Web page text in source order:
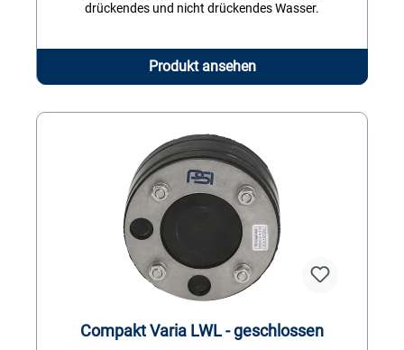
drückendes und nicht drückendes Wasser.
Produkt ansehen
Compakt Varia LWL - geschlossen